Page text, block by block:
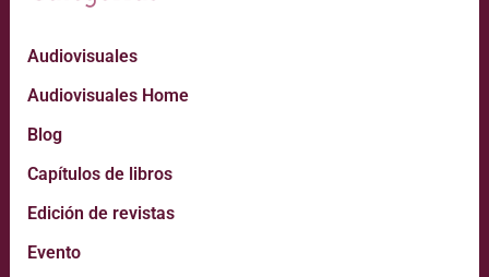
Audiovisuales
Audiovisuales Home
Blog
Capítulos de libros
Edición de revistas
Evento